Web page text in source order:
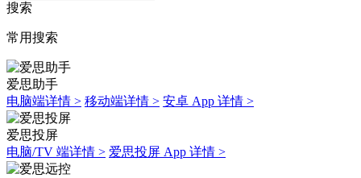
搜索
常用搜索
爱思助手
电脑端详情 > 移动端详情 > 安卓 App 详情 >
爱思投屏
电脑/TV 端详情 > 爱思投屏 App 详情 >